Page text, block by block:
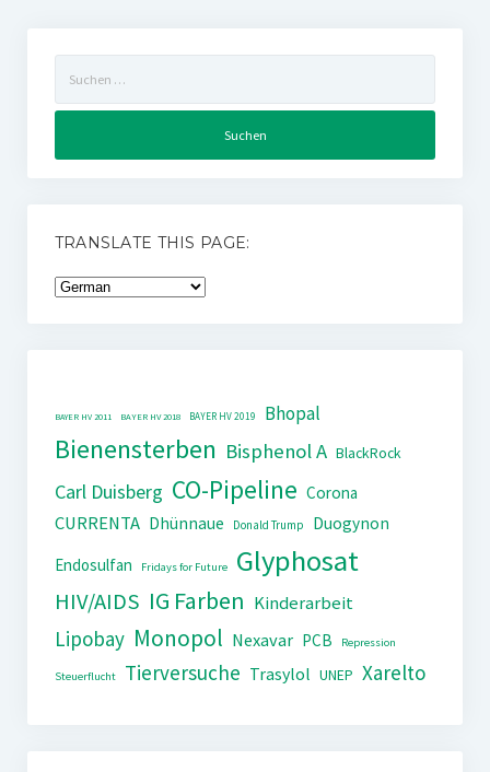
nach:
TRANSLATE THIS PAGE:
BAYER HV 2011 BAYER HV 2018 BAYER HV 2019 Bhopal
Bienensterben Bisphenol A BlackRock
Carl Duisberg CO-Pipeline Corona
CURRENTA Dhünnaue Donald Trump
Duogynon
Endosulfan
Fridays for Future Glyphosat
HIV/AIDS IG Farben Kinderarbeit
Lipobay Monopol Nexavar PCB Repression
Steuerflucht Tierversuche Trasylol UNEP Xarelto